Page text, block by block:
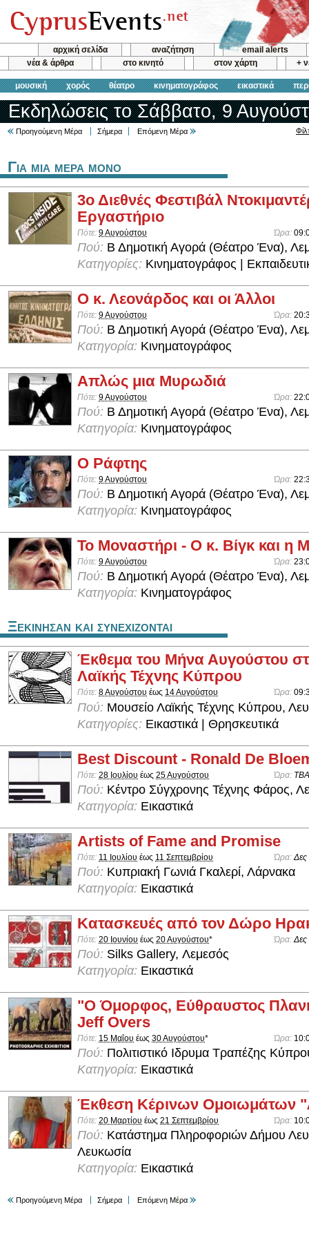
αρχική σελίδα αναζήτηση
email alerts
νέα & άρθρα
στο κινητό στον χάρτη +
μουσική χορός θέατρο κινηματογράφος εικαστικά
Εκδηλώσεις το Σάββατο, 9
Προηγούμενη Μέρα Σήμερα Επόμενη Μέρα
Για μια μερα μονο
3ο Διεθνές Φεστιβάλ
Εργαστήριο
Πότε: 9 Αυγούστου Ώρα:
Πού: Β Δημοτική Αγορά (Θέατρο Ένα),
Κατηγορίες: Κινηματογράφος |
Ο κ. Λεονάρδος και οι Άλλοι
Πότε: 9 Αυγούστου Ώρα:
Πού: Β Δημοτική Αγορά (Θέατρο Ένα),
Κατηγορία: Κινηματογράφος
Απλώς μια Μυρωδιά
Πότε: 9 Αυγούστου Ώρα:
Πού: Β Δημοτική Αγορά (Θέατρο Ένα),
Κατηγορία: Κινηματογράφος
Ο Ράφτης
Πότε: 9 Αυγούστου Ώρα:
Πού: Β Δημοτική Αγορά (Θέατρο Ένα),
Κατηγορία: Κινηματογράφος
Το Μοναστήρι - Ο κ. Βίγκ και η
Πότε: 9 Αυγούστου Ώρα:
Πού: Β Δημοτική Αγορά (Θέατρο Ένα),
Κατηγορία: Κινηματογράφος
Ξεκινησαν και συνεχιζονται
Έκθεμα του Μήνα Αυγούστου
Λαϊκής Τέχνης Κύπρου
Πότε: 8 Αυγούστου έως 14 Αυγούστου Ώρα:
Πού: Μουσείο Λαϊκής Τέχνης Κύπρου,
Κατηγορίες: Εικαστικά | Θρησκευτικά
Best Discount - Ronald De
Πότε: 28 Ιουλίου έως 25 Αυγούστου Ώρα: TBA
Πού: Κέντρο Σύγχρονης Τέχνης Φάρος,
Κατηγορία: Εικαστικά
Artists of Fame and Promise
Πότε: 11 Ιουλίου έως 11 Σεπτεμβρίου Ώρα: Δες
Πού: Κυπριακή Γωνιά Γκαλερί, Λάρνακα
Κατηγορία: Εικαστικά
Κατασκευές από τον Δώρο
Πότε: 20 Ιουνίου έως 20 Αυγούστου* Ώρα: Δες
Πού: Silks Gallery, Λεμεσός
Κατηγορία: Εικαστικά
"Ο Όμορφος, Εύθραυστος
Jeff Overs
Πότε: 15 Μαΐου έως 30 Αυγούστου* Ώρα:
Πού: Πολιτιστικό Ιδρυμα Τραπέζης
Κατηγορία: Εικαστικά
Έκθεση Κέρινων Ομοιωμάτων
Πότε: 20 Μαρτίου έως 21 Σεπτεμβρίου Ώρα:
Πού: Κατάστημα Πληροφοριών Δήμου
Λευκωσία
Κατηγορία: Εικαστικά
Προηγούμενη Μέρα Σήμερα Επόμενη Μέρα